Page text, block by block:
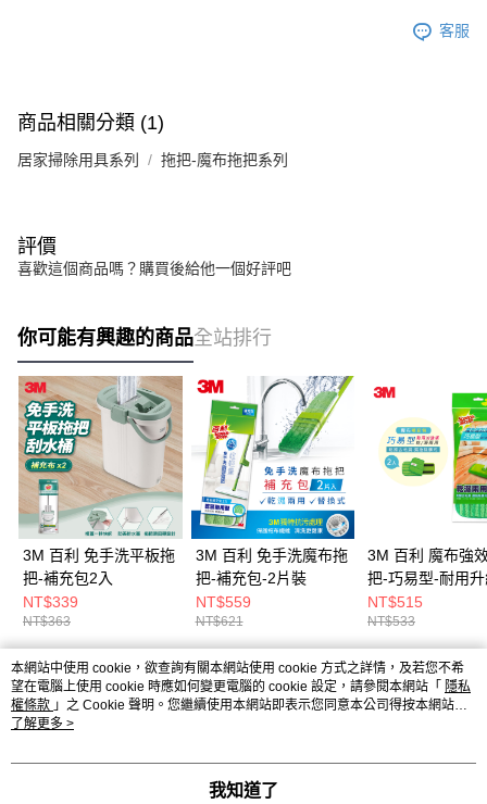
客服
商品相關分類 (1)
居家掃除用具系列 拖把-魔布拖把系列
評價
喜歡這個商品嗎？購買後給他一個好評吧
你可能有興趣的商品全站排行
3M 百利 免手洗平板拖
把-補充包2入
NT$339
NT$363
3M 百利 免手洗魔布拖
把-補充包-2片裝
NT$559
NT$621
3M 百利 魔布強
把-巧易型-耐用
補充包-2入裝
NT$515
NT$533
熱門標籤
本網站中使用 cookie，欲查詢有關本網站使用 cookie 方式之詳情，及若您不希
望在電腦上使用 cookie 時應如何變更電腦的 cookie 設定，請參閱本網站「 隱私
權條款 」之 Cookie 聲明。您繼續使用本網站即表示您同意本公司得按本網站使
用條款之 Cookie 聲明使用 cookie。
了解更多 >
我知道了